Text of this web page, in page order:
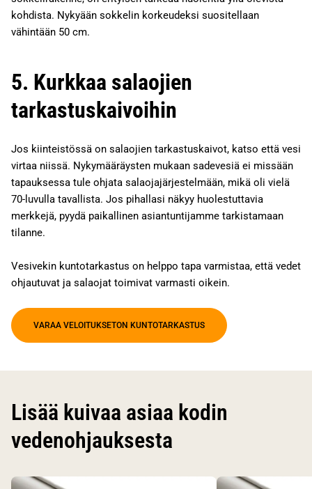
kohdista. Nykyään sokkelin korkeudeksi suositellaan
vähintään 50 cm.
5. Kurkkaa salaojien
tarkastuskaivoihin
Jos kiinteistössä on salaojien tarkastuskaivot, katso että vesi
virtaa niissä. Nykymääräysten mukaan sadevesiä ei missään
tapauksessa tule ohjata salaojajärjestelmään, mikä oli vielä
70-luvulla tavallista. Jos pihallasi näkyy huolestuttavia
merkkejä, pyydä paikallinen asiantuntijamme tarkistamaan
tilanne.
Vesivekin kuntotarkastus on helppo tapa varmistaa, että vedet
ohjautuvat ja salaojat toimivat varmasti oikein.
VARAA VELOITUKSETON KUNTOTARKASTUS
Lisää kuivaa asiaa kodin
vedenohjauksesta
Käytä nuolinäppäimiä siirtyäksesi karusellin diojen välillä.